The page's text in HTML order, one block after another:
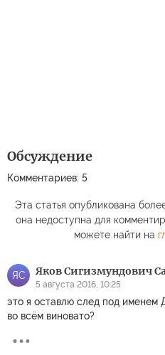
Обсуждение
Комментариев: 5
Эта статья опубликована
она недоступна для
можете найти на
ЯС Яков Сигизмундович
5 августа 2016, 10:25
это я оставлю след под именем
во всём виновато?